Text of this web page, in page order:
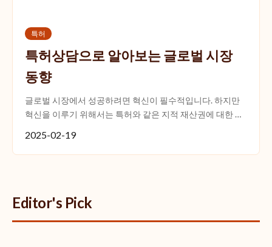
특허
특허상담으로 알아보는 글로벌 시장
동향
글로벌 시장에서 성공하려면 혁신이 필수적입니다. 하지만
혁신을 이루기 위해서는 특허와 같은 지적 재산권에 대한 이
을 ...
2025-02-19
Editor's Pick